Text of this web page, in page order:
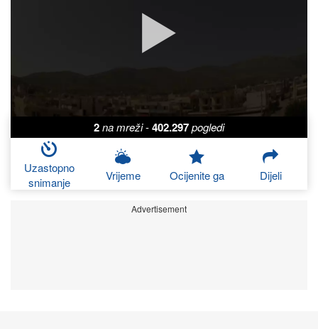
2na mreži-402.297pogledi
Uzastopno
snimanje
Vrijeme Ocijenite ga Dijeli
Advertisement